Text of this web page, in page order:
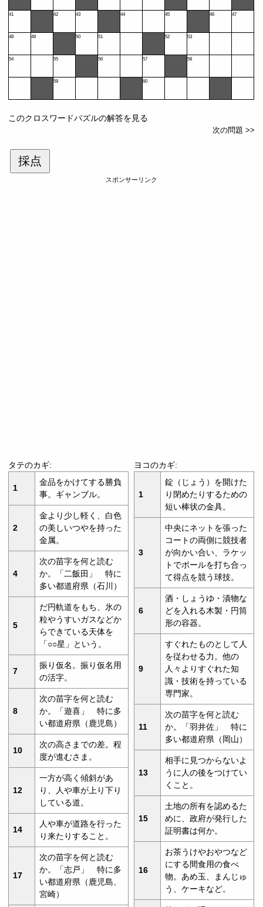
41 42 43 44 45 46 47
48 49 50 51 52 53
54 55 56 57 58
59 60
このクロスワードパズルの解答を見る
次の問題 >>
採点
スポンサーリンク
タテのカギ:
1
金品をかけてする勝負
事。ギャンブル。
2
金より少し軽く、白色
の美しいつやを持った
金属。
4
次の苗字を何と読む
か。「二飯田」 特に
多い都道府県（石川）
5
だ円軌道をもち、氷の
粒やうすいガスなどか
らできている天体を
「○○星」という。
7
振り仮名。振り仮名用
の活字。
8
次の苗字を何と読む
か。「遊喜」 特に多
い都道府県（鹿児島）
10
次の高さまでの差。程
度が進むさま。
12
一方が高く傾斜があ
り、人や車が上り下り
している道。
14
人や車が道路を行った
り来たりすること。
17
次の苗字を何と読む
か。「志戸」 特に多
い都道府県（鹿児島、
宮崎）
ヨコのカギ:
1
錠（じょう）を開けた
り閉めたりするための
短い棒状の金具。
3
中央にネットを張った
コートの両側に競技者
が向かい合い、ラケッ
トでボールを打ち合っ
て得点を競う球技。
6
酒・しょうゆ・漬物な
どを入れる木製・円筒
形の容器。
9
すぐれたものとして人
を従わせる力。他の
人々よりすぐれた知
識・技術を持っている
専門家。
11
次の苗字を何と読む
か。「羽井佐」 特に
多い都道府県（岡山）
13
相手に見つからないよ
うに人の後をつけてい
くこと。
15
土地の所有を認めるた
めに、政府が発行した
証明書は何か。
16
お茶うけやおやつなど
にする間食用の食べ
物。あめ玉、まんじゅ
う、ケーキなど。